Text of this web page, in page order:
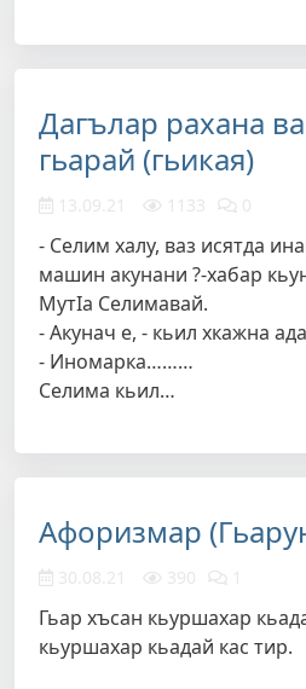
Дагълар рахана
гьарай (гьикая)
13.09.21 1133 0
- Селим халу, ваз исятда
машин акунани ?-хабар
МутIа Селимавай.
- Акунач е, - кьил хкажна
- Иномарка………
Селима кьил…
Афоризмар
30.08.21 390 1
Гьар хъсан кьуршахар
кьуршахар кьадай кас тир.